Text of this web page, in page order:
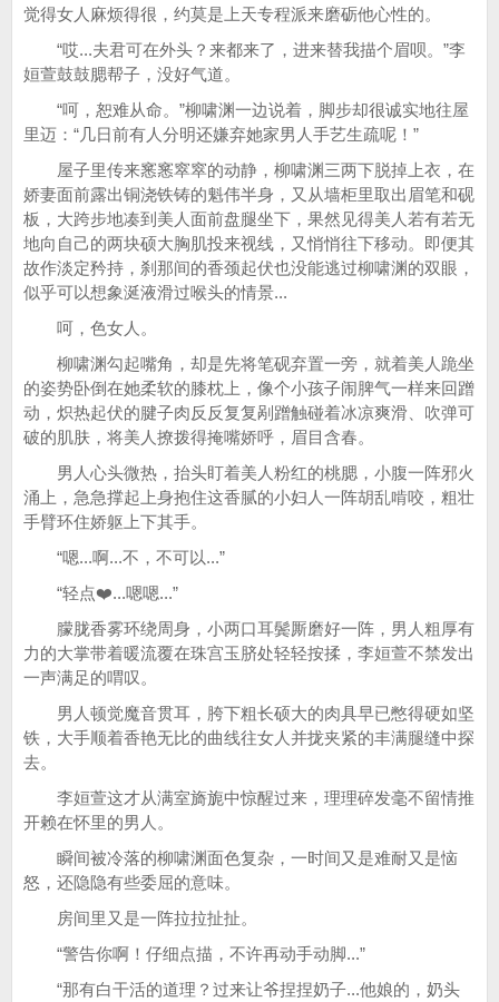
觉得女人麻烦得很，约莫是上天专程派来磨砺他心性的。
“哎...夫君可在外头？来都来了，进来替我描个眉呗。”李
姮萱鼓鼓腮帮子，没好气道。
“呵，恕难从命。”柳啸渊一边说着，脚步却很诚实地往屋
里迈：“几日前有人分明还嫌弃她家男人手艺生疏呢！”
屋子里传来窸窸窣窣的动静，柳啸渊三两下脱掉上衣，在
娇妻面前露出铜浇铁铸的魁伟半身，又从墙柜里取出眉笔和砚
板，大跨步地凑到美人面前盘腿坐下，果然见得美人若有若无
地向自己的两块硕大胸肌投来视线，又悄悄往下移动。即便其
故作淡定矜持，刹那间的香颈起伏也没能逃过柳啸渊的双眼，
似乎可以想象涎液滑过喉头的情景...
呵，色女人。
柳啸渊勾起嘴角，却是先将笔砚弃置一旁，就着美人跪坐
的姿势卧倒在她柔软的膝枕上，像个小孩子闹脾气一样来回蹭
动，炽热起伏的腱子肉反反复复剐蹭触碰着冰凉爽滑、吹弹可
破的肌肤，将美人撩拨得掩嘴娇呼，眉目含春。
男人心头微热，抬头盯着美人粉红的桃腮，小腹一阵邪火
涌上，急急撑起上身抱住这香腻的小妇人一阵胡乱啃咬，粗壮
手臂环住娇躯上下其手。
“嗯...啊...不，不可以...”
“轻点❤️...嗯嗯...”
朦胧香雾环绕周身，小两口耳鬓厮磨好一阵，男人粗厚有
力的大掌带着暖流覆在珠宫玉脐处轻轻按揉，李姮萱不禁发出
一声满足的喟叹。
男人顿觉魔音贯耳，胯下粗长硕大的肉具早已憋得硬如坚
铁，大手顺着香艳无比的曲线往女人并拢夹紧的丰满腿缝中探
去。
李姮萱这才从满室旖旎中惊醒过来，理理碎发毫不留情推
开赖在怀里的男人。
瞬间被冷落的柳啸渊面色复杂，一时间又是难耐又是恼
怒，还隐隐有些委屈的意味。
房间里又是一阵拉拉扯扯。
“警告你啊！仔细点描，不许再动手动脚...”
“那有白干活的道理？过来让爷捏捏奶子...他娘的，奶头